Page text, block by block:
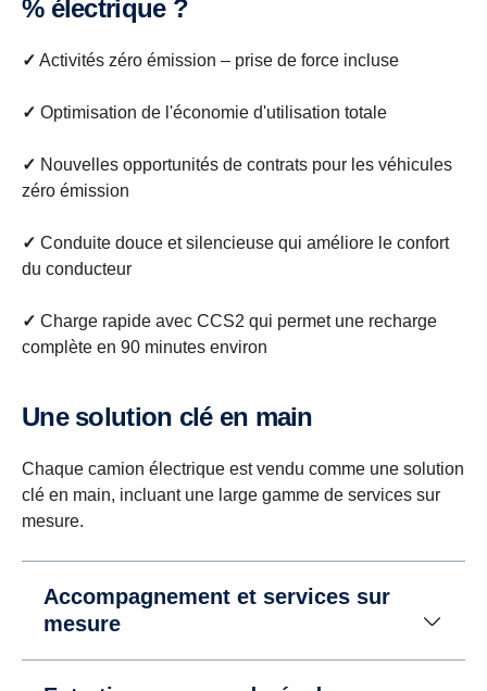
% électrique ?
✓ Activités zéro émission – prise de force incluse
✓ Optimisation de l'économie d'utilisation totale
✓ Nouvelles opportunités de contrats pour les véhicules
zéro émission
✓ Conduite douce et silencieuse qui améliore le confort
du conducteur
✓ Charge rapide avec CCS2 qui permet une recharge
complète en 90 minutes environ
Une solution clé en main
Chaque camion électrique est vendu comme une solution
clé en main, incluant une large gamme de services sur
mesure.
Accompagnement et services sur
mesure